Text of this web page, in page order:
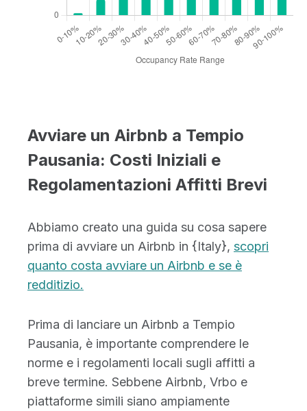
Avviare un Airbnb a Tempio
Pausania: Costi Iniziali e
Regolamentazioni Affitti Brevi
Abbiamo creato una guida su cosa sapere
prima di avviare un Airbnb in {Italy}, scopri
quanto costa avviare un Airbnb e se è
redditizio.
Prima di lanciare un Airbnb a Tempio
Pausania, è importante comprendere le
norme e i regolamenti locali sugli affitti a
breve termine. Sebbene Airbnb, Vrbo e
piattaforme simili siano ampiamente